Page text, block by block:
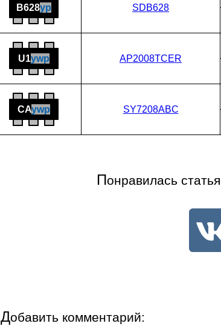
B628yp SDB628
U1ywp AP2008TCER
CAywp SY7208ABC
Понравилась
Добавить комментарий: